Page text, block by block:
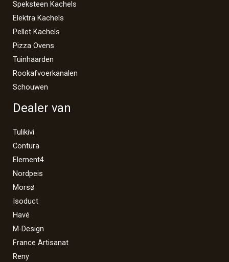
Speksteen Kachels
Elektra Kachels
Pellet Kachels
Pizza Ovens
Tuinhaarden
Rookafvoerkanalen
Schouwen
Dealer van
Tulikivi
Contura
Element4
Nordpeis
Morsø
Isoduct
Havé
M-Design
France Artisanat
Reny